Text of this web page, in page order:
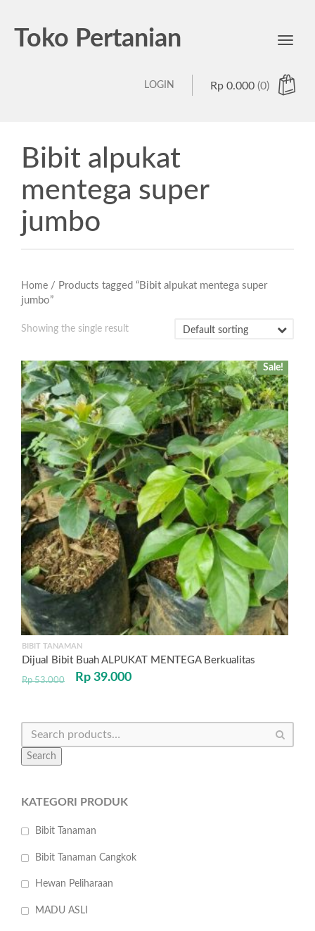
Toko Pertanian
Toggle
Rp 0.000 (0)
LOGIN
Bibit alpukat
mentega super
jumbo
Home / Products tagged “Bibit alpukat mentega super
jumbo”
Showing the single result
Sale!
BIBIT TANAMAN
Dijual Bibit Buah ALPUKAT MENTEGA Berkualitas
Rp53.000 Rp 39.000
Search
KATEGORI PRODUK
Bibit Tanaman
Bibit Tanaman Cangkok
Hewan Peliharaan
MADU ASLI